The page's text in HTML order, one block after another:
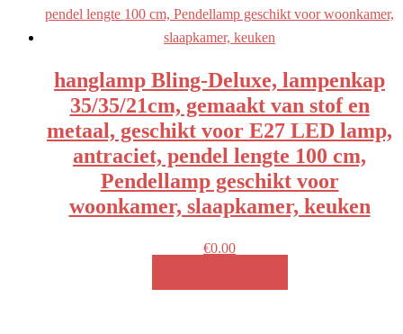
hanglamp Bling-Deluxe, lampenkap
35/35/21cm, gemaakt van stof en
metaal, geschikt voor E27 LED lamp,
antraciet, pendel lengte 100 cm,
Pendellamp geschikt voor
woonkamer, slaapkamer, keuken
€0.00